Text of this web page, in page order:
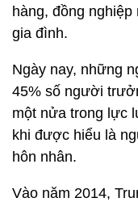
hàng, đồng
gia đình.
Ngày nay, những
45% số người
một nửa trong lực
khi được hiểu là
hôn nhân.
Vào năm 2014,